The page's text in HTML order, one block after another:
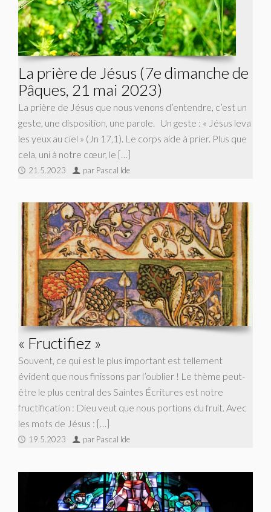
La prière de Jésus (7e dimanche de
Pâques, 21 mai 2023)
La prière de Jésus que nous venons d’entendre, c’est un
geste, une disposition, une parole. Un geste : « Jésus leva
les yeux au ciel » (Jn 17,1). Le corps aide à prier. Plus que
cela, uni à notre cœur, le […]
21.5.2023 par Pascal Ide
« Fructifiez »
Souvent, ce qui est le plus important est tellement
évident que nous finissons par l’oublier ! Le thème peut-
être le plus central des Saintes Écritures est notre
fructification : Dieu veut que nous portions du fruit. Avec
les mots de Jésus : […]
19.5.2023 par Pascal Ide